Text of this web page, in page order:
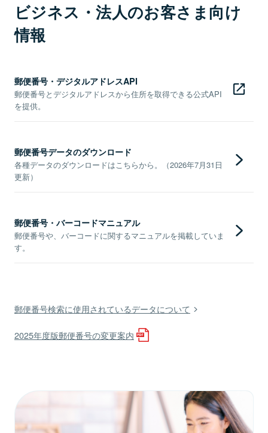
ビジネス・法人のお客さま向け
情報
郵便番号・デジタルアドレスAPI
郵便番号とデジタルアドレスから住所を取得できる公式API
を提供。
郵便番号データのダウンロード
各種データのダウンロードはこちらから。（2026年7月31日
更新）
郵便番号・バーコードマニュアル
郵便番号や、バーコードに関するマニュアルを掲載していま
す。
郵便番号検索に使用されているデータについて
2025年度版郵便番号の変更案内